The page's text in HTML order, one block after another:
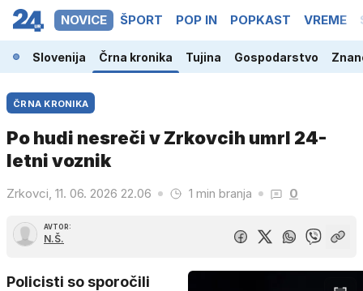
NOVICE ŠPORT POP IN POPKAST VREME
Slovenija Črna kronika Tujina Gospodarstvo
ČRNA KRONIKA
Po hudi nesreči v Zrkovcih umrl 24-
letni voznik
Zrkovci, 11. 06. 2026 22.06 1 min branja 0
AVTOR:
N.Š.
Policisti so sporočili